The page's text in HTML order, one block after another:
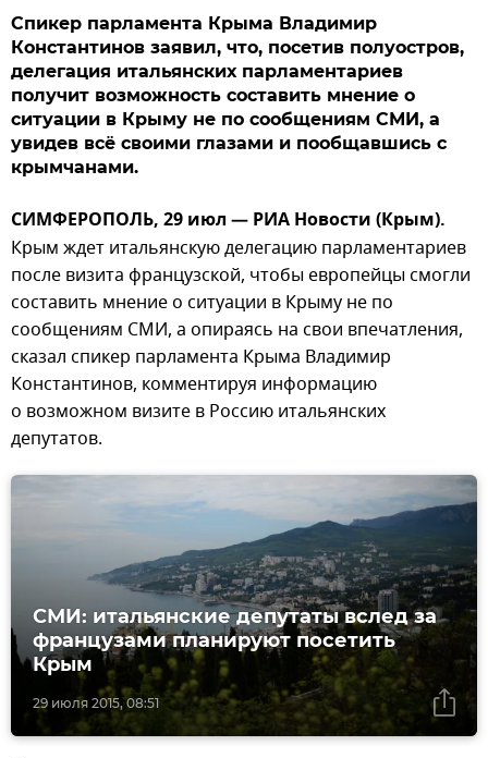
Спикер парламента Крыма Владимир
Константинов заявил, что, посетив полуостров,
делегация итальянских парламентариев
получит возможность составить мнение о
ситуации в Крыму не по сообщениям СМИ, а
увидев всё своими глазами и пообщавшись с
крымчанами.
СИМФЕРОПОЛЬ, 29 июл — РИА Новости (Крым).
Крым ждет итальянскую делегацию парламентариев
после визита французской, чтобы европейцы смогли
составить мнение о ситуации в Крыму не по
сообщениям СМИ, а опираясь на свои впечатления,
сказал спикер парламента Крыма Владимир
Константинов, комментируя информацию
о возможном визите в Россию итальянских
депутатов.
29 июля 2015, 08:51
СМИ: итальянские депутаты вслед за
французами планируют посетить
Крым